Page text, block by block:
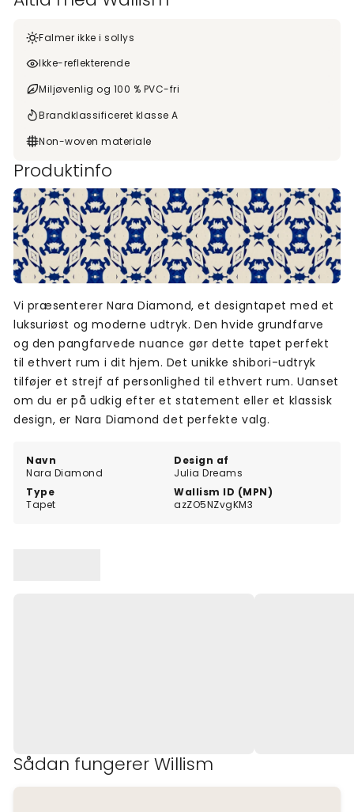
Falmer ikke i sollys
Ikke-reflekterende
Miljøvenlig og 100 % PVC-fri
Brandklassificeret klasse A
Non-woven materiale
Produktinfo
Navn
Nara Diamond
Design af
Julia Dreams
Type
Tapet
Wallism ID (MPN)
azZO5NZvgKM3
Vi præsenterer Nara Diamond, et designtapet med et
luksuriøst og moderne udtryk. Den hvide grundfarve
og den pangfarvede nuance gør dette tapet perfekt
til ethvert rum i dit hjem. Det unikke shibori-udtryk
tilføjer et strejf af personlighed til ethvert rum. Uanset
om du er på udkig efter et statement eller et klassisk
design, er Nara Diamond det perfekte valg.
Sådan fungerer Willism